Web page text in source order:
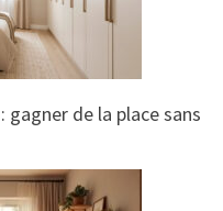
de la place sans